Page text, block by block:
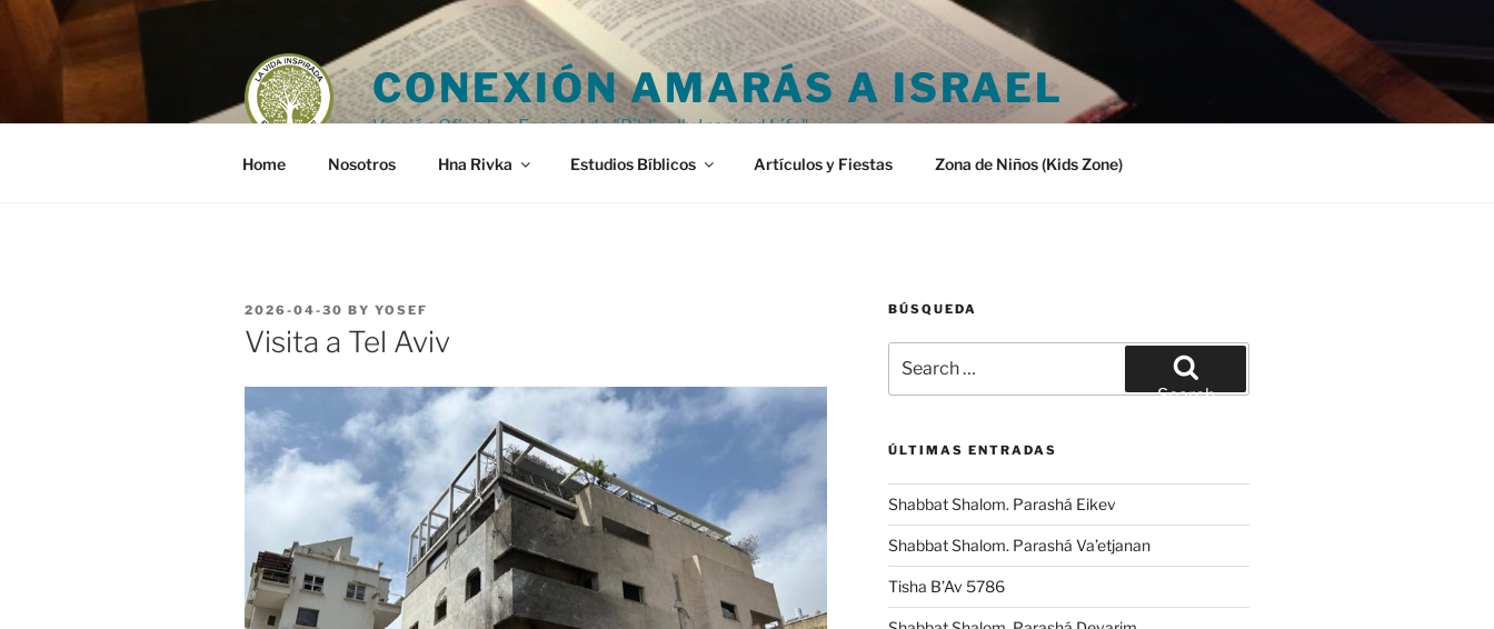
Skip
CONEXIÓN AMARÁS A ISRAEL
Versión Oficial en Español de "Biblically Inspired Life"
Home Nosotros Hna Rivka Estudios Bíblicos Artículos y Fiestas Zona de Niños (Kids Zone)
POSTED
ON
2026-04-30 BY YOSEF
Visita a Tel Aviv
BÚSQUEDA
for:
Search
ÚLTIMAS ENTRADAS
Shabbat Shalom. Parashá Eikev
Shabbat Shalom. Parashá Va’etjanan
Tisha B’Av 5786